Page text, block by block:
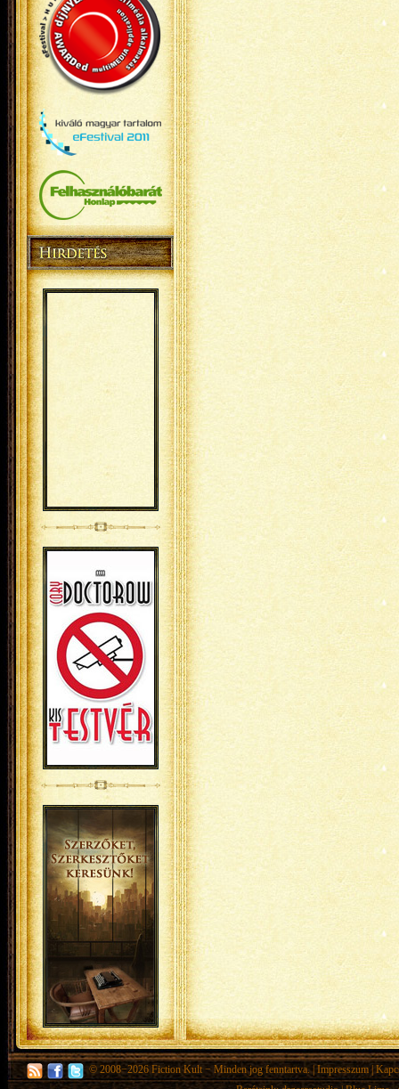
© 2008−2026 Fiction Kult − Minden jog fenntartva. | Impresszum|